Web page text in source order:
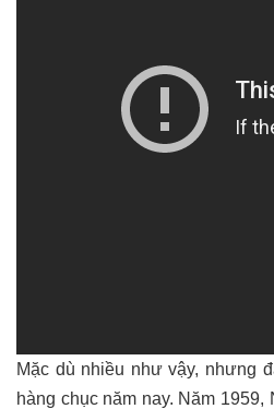
Mặc dù nhiều như vậy, nhưng
hàng chục năm nay. Năm